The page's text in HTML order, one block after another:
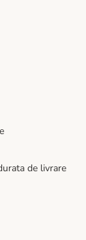
de livrare